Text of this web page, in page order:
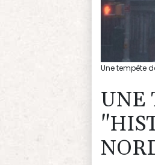
Une tempête
UNE